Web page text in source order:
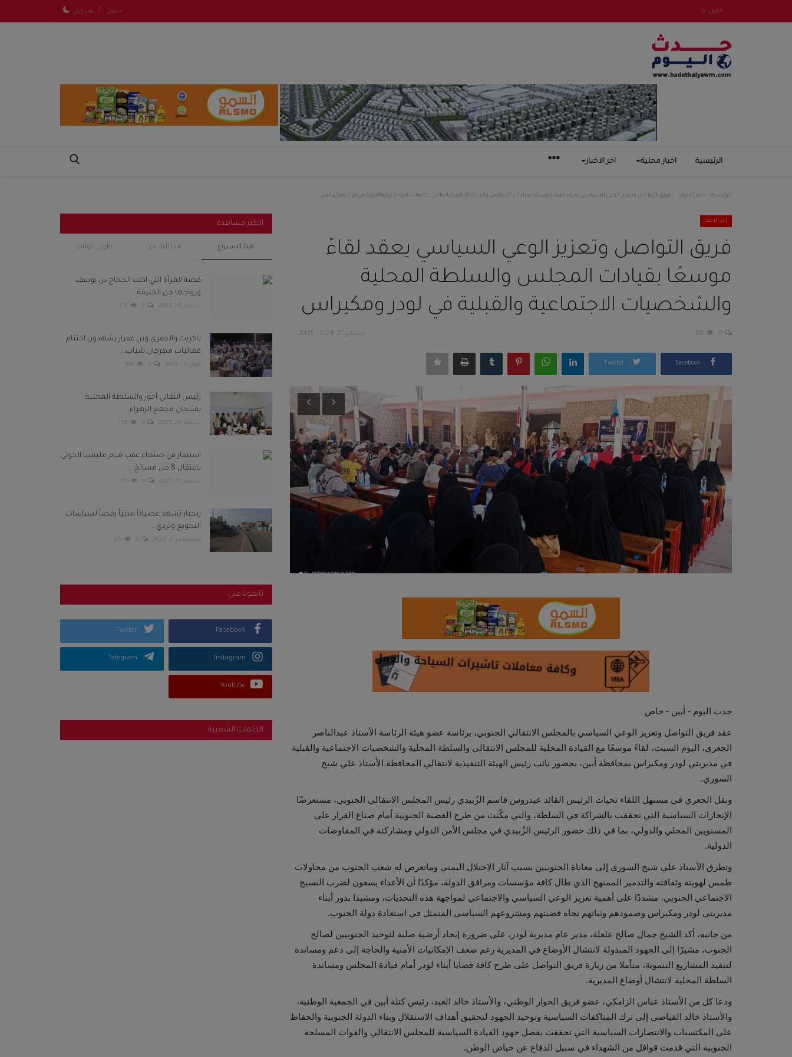
اتصل بنا دخول / تسجيل
الرئيسية اخبار محلية اخر الاخبار
الرئيسية اخر الاخبار فريق التواصل وتعزيز الوعي السياسي يعقد لقاءً موسعًا بقيادات المجلس والسلطة المحلية والشخصيات الاجتماعية والقبلية في لودر ومكيراس
اخر الاخبار
فريق التواصل وتعزيز الوعي السياسي يعقد لقاءً
موسعًا بقيادات المجلس والسلطة المحلية
والشخصيات الاجتماعية والقبلية في لودر ومكيراس
ديسمبر 21, 2024 - 20:35 0
89
Facebook
Twitter
حدث اليوم - أبين - خاص
عقد فريق التواصل وتعزيز الوعي السياسي بالمجلس الانتقالي الجنوبي، برئاسة عضو هيئة الرئاسة الأستاذ عبدالناصر
الجعري، اليوم السبت، لقاءً موسعًا مع القيادة المحلية للمجلس الانتقالي والسلطة المحلية والشخصيات الاجتماعية والقبلية
في مديريتي لودر ومكيراس بمحافظة أبين، بحضور نائب رئيس الهيئة التنفيذية لانتقالي المحافظة الأستاذ علي شيخ
السوري.
ونقل الجعري في مستهل اللقاء تحيات الرئيس القائد عيدروس قاسم الزُبيدي رئيس المجلس الانتقالي الجنوبي، مستعرضًا
الإنجازات السياسية التي تحققت بالشراكة في السلطة، والتي مكّنت من طرح القضية الجنوبية أمام صناع القرار على
المستويين المحلي والدولي، بما في ذلك حضور الرئيس الزُبيدي في مجلس الأمن الدولي ومشاركته في المفاوضات
الدولية.
وتطرق الأستاذ علي شيخ السوري إلى معاناة الجنوبيين بسبب آثار الاحتلال اليمني وماتعرض له شعب الجنوب من محاولات
طمس لهويته وثقافته والتدمير الممنهج الذي طال كافة مؤسسات ومرافق الدولة، مؤكدًا أن الأعداء يسعون لضرب النسيج
الاجتماعي الجنوبي، مشددًا على أهمية تعزيز الوعي السياسي والاجتماعي لمواجهة هذه التحديات، ومشيدا بدور أبناء
مديريتي لودر ومكيراس وصمودهم وثباتهم تجاه قضيتهم ومشروعهم السياسي المتمثل في استعادة دولة الجنوب.
من جانبه، أكد الشيخ جمال صالح علعلة، مدير عام مديرية لودر، على ضرورة إيجاد أرضية صلبة لتوحيد الجنوبيين لصالح
الجنوب، مشيرًا إلى الجهود المبذولة لانتشال الأوضاع في المديرية رغم ضعف الإمكانيات الأمنية والحاجة إلى دعم ومساندة
لتنفيذ المشاريع التنموية، متأملا من زيارة فريق التواصل على طرح كافة قضايا أبناء لودر أمام قيادة المجلس ومساندة
السلطة المحلية لانتشال أوضاع المديرية.
ودعا كل من الأستاذ عباس الزامكي، عضو فريق الحوار الوطني، والأستاذ خالد العبد، رئيس كتلة أبين في الجمعية الوطنية،
والأستاذ خالد الفياضي إلى ترك المناكفات السياسية وتوحيد الجهود لتحقيق أهداف الاستقلال وبناء الدولة الجنوبية والحفاظ
على المكتسبات والانتصارات السياسية التي تحققت بفضل جهود القيادة السياسية للمجلس الانتقالي والقوات المسلحة
الجنوبية التي قدمت قوافل من الشهداء في سبيل الدفاع عن حياض الوطن.
الأكثر مشاهدة
هذا الاسبوع هذا الشهر طول الوقت
قصة المرأة التي اذلت الحجاج بن يوسف
وزواجها من الخليفة...
سبتمبر 28, 2022 0
115
باكريت والجفري وبن عفرار يشهدون اختتام
فعاليات مهرجان شباب...
فبراير 13, 2025 0
104
رئيس انتقالي أحور والسلطة المحلية
يفتتحان مجمع الزهراء...
سبتمبر 29, 2025 0
103
استنفار في صنعاء عقب قيام مليشيا الحوثي
باعتقال 8 من مشائخ...
سبتمبر 22, 2022 0
95
زنجبار تشهد عصياناً مدنياً رفضاً لسياسات
التجويع وتردي...
أغسطس 4, 2026 0
65
تابعونا على
Facebook
Twitter
Instagram
Telegram
Youtube
الكلمات الشعبية